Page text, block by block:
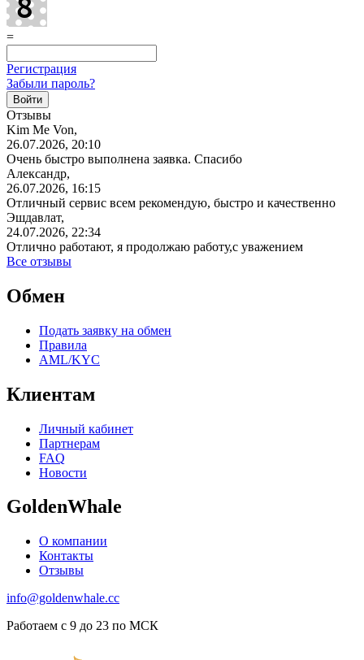
=
Регистрация
Забыли пароль?
Отзывы
Kim Me Von,
26.07.2026, 20:10
Очень быстро выполнена заявка. Спасибо
Александр,
26.07.2026, 16:15
Отличный сервис всем рекомендую, быстро и качественно
Эшдавлат,
24.07.2026, 22:34
Отлично работают, я продолжаю работу,с уважением
Все отзывы
Обмен
Подать заявку на обмен
Правила
AML/KYC
Клиентам
Личный кабинет
Партнерам
FAQ
Новости
GoldenWhale
О компании
Контакты
Отзывы
info@goldenwhale.cc
Работаем с 9 до 23 по МСК